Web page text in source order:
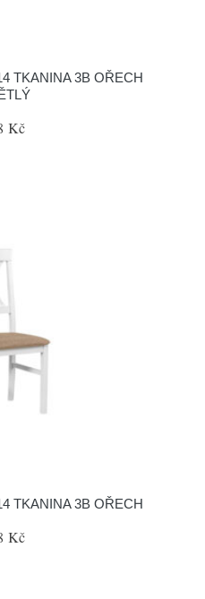
TKANINA 3B OŘECH
Kč
TKANINA 3B OŘECH
Kč